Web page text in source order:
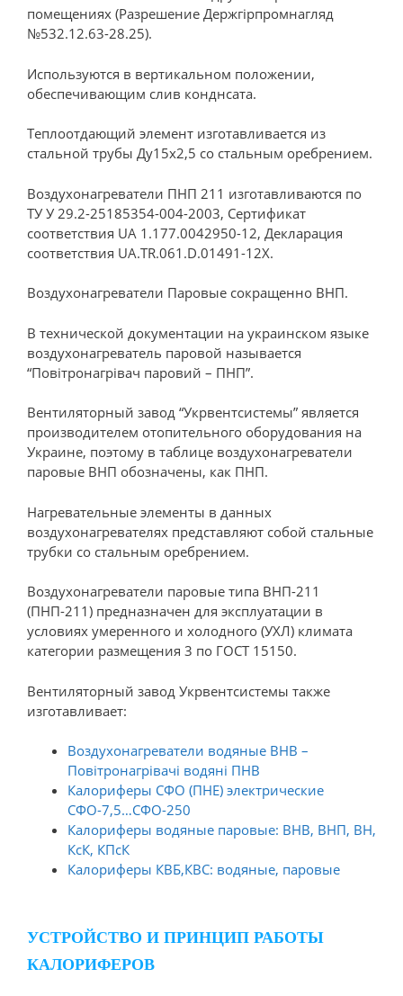
помещениях (Разрешение Держгірпромнагляд
№532.12.63-28.25).
Используются в вертикальном положении,
обеспечивающим слив конднсата.
Теплоотдающий элемент изготавливается из
стальной трубы Ду15х2,5 со стальным оребрением.
Воздухонагреватели ПНП 211 изготавливаются по
ТУ У 29.2-25185354-004-2003, Сертификат
соответствия UA 1.177.0042950-12, Декларация
соответствия UA.TR.061.D.01491-12X.
Воздухонагреватели Паровые сокращенно ВНП.
В технической документации на украинском языке
воздухонагреватель паровой называется
“Повітронагрівач паровий – ПНП”.
Вентиляторный завод “Укрвентсистемы” является
производителем отопительного оборудования на
Украине, поэтому в таблице воздухонагреватели
паровые ВНП обозначены, как ПНП.
Нагревательные элементы в данных
воздухонагревателях представляют собой стальные
трубки со стальным оребрением.
Воздухонагреватели паровые типа ВНП-211
(ПНП-211) предназначен для эксплуатации в
условиях умеренного и холодного (УХЛ) климата
категории размещения 3 по ГОСТ 15150.
Вентиляторный завод Укрвентсистемы также
изготавливает:
Воздухонагреватели водяные ВНВ –
Повітронагрівачі водяні ПНВ
Калориферы СФО (ПНЕ) электрические
СФО-7,5…СФО-250
Калориферы водяные паровые: ВНВ, ВНП, ВН,
КсК, КПсК
Калориферы КВБ,КВС: водяные, паровые
УСТРОЙСТВО И ПРИНЦИП РАБОТЫ
КАЛОРИФЕРОВ